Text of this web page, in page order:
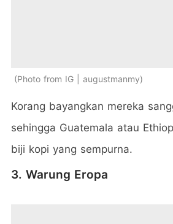
Photo from IG | augustmanmy
Korang bayangkan mereka
sehingga Guatemala atau
biji kopi yang sempurna.
3. Warung Eropa